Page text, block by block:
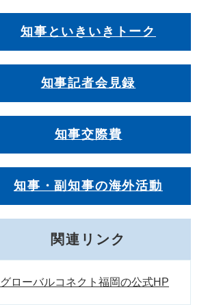
知事といきいきトーク
知事記者会見録
知事交際費
知事・副知事の海外活動
関連リンク
グローバルコネクト福岡の公式HP